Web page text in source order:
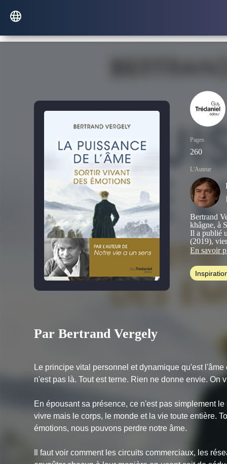
Pages
260
L'Auteur
Bertrand
khâgne, à
Il a publié
(2019),
Ses
20 000
interdite
monde
En savoir
Par Bertrand Vergely
Le principe vital personnel et dynamique qu'est
n'est pas là. Tout est terne. Rien ne donne envie.
En épousant sa présence, ce n'est pas simplement
vivre mais le corps, le monde et la vie toute entière.
émotions, nous pouvons perdre notre âme.
Il faut voir comment les circuits commerciaux, les